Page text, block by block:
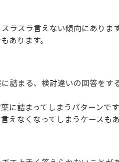
ラスラ言えない傾向にありま
あります。
詰まる、検討違いの回答をす
に詰まってしまうパターンで
えなくなってしまうケースもあ